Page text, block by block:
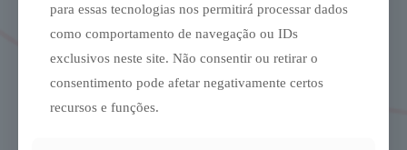
satisfeitos.
Suporte Contínuo:
Oferecemos treinamento e suporte contínuo para
garantir que você tenha todas as ferramentas necessárias
para essas tecnologias nos permitirá processar dados
como comportamento de navegação ou IDs
exclusivos neste site. Não consentir ou retirar o
consentimento pode afetar negativamente certos
recursos e funções.